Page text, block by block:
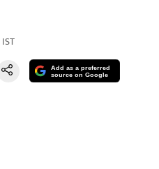
IST
Add as a preferred
source on Google